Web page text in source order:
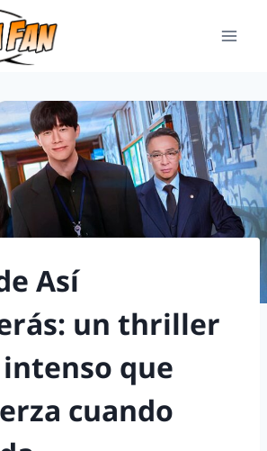
Así
un thriller
que
cuando